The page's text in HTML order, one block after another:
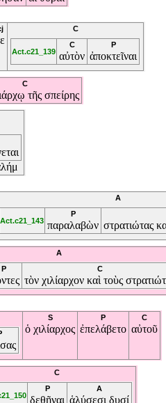
C
Act.c21_139
C
αὐτὸν
P
ἀποκτεῖναι
C
τῆς σπείρης
A
Act.c21_143
P
παραλαβὼν στρατιώτας
A
P C
τὸν χιλίαρχον καὶ τοὺς
S
ὁ χιλίαρχος
P
ἐπελάβετο
C
αὐτοῦ
C
P
δεθῆναι
A
ἁλύσεσι δυσί